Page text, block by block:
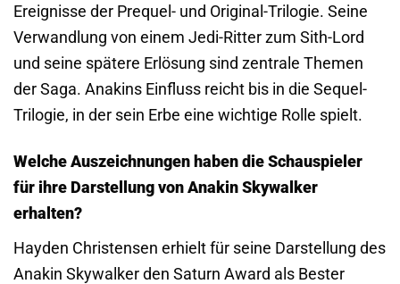
Ereignisse der Prequel- und Original-Trilogie. Seine
Verwandlung von einem Jedi-Ritter zum Sith-Lord
und seine spätere Erlösung sind zentrale Themen
der Saga. Anakins Einfluss reicht bis in die Sequel-
Trilogie, in der sein Erbe eine wichtige Rolle spielt.
Welche Auszeichnungen haben die Schauspieler
für ihre Darstellung von Anakin Skywalker
erhalten?
Hayden Christensen erhielt für seine Darstellung des
Anakin Skywalker den Saturn Award als Bester